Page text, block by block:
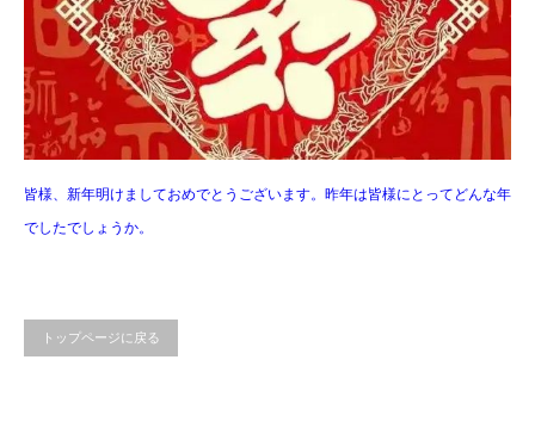
皆様、新年明けましておめでとうございます。昨年は皆様にとってどんな年
でしたでしょうか。
トップページに戻る